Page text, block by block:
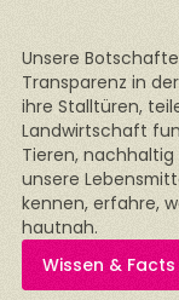
Unsere
Transparenz in
ihre Stalltüren,
Landwirtschaft
Tieren,
unsere
kennen, erfahre,
hautnah.
Wissen & Facts